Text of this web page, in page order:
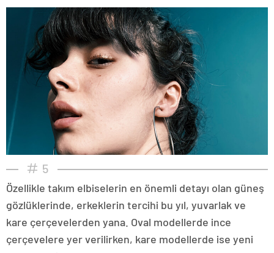
5
Özellikle takım elbiselerin en önemli detayı olan güneş
gözlüklerinde, erkeklerin tercihi bu yıl, yuvarlak ve
kare çerçevelerden yana. Oval modellerde ince
çerçevelere yer verilirken, kare modellerde ise yeni